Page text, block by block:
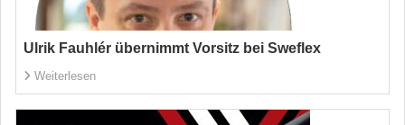
Ulrik Fauhlér übernimmt Vorsitz bei Sweflex
Weiterlesen